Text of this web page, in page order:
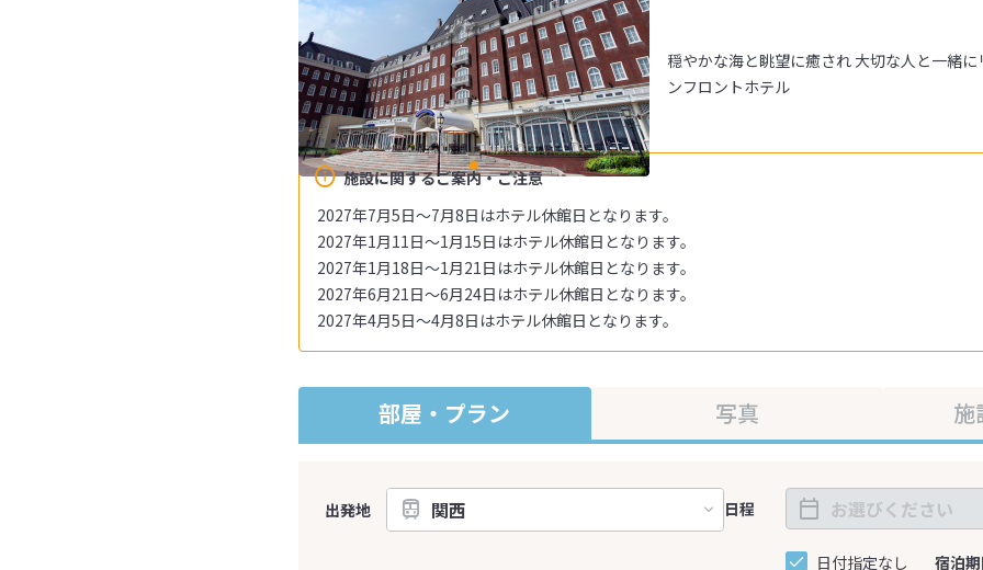
施設に関するご案内・ご注意
2027年7月5日～7月8日はホテル休館日となります。
2027年1月11日～1月15日はホテル休館日となります。
2027年1月18日～1月21日はホテル休館日となります。
2027年6月21日～6月24日はホテル休館日となります。
2027年4月5日～4月8日はホテル休館日となります。
穏やかな海と眺望に癒され 大切な人と一緒
ンフロントホテル
部屋・プラン 写真 施
出発地 日程
日付指定なし 宿泊